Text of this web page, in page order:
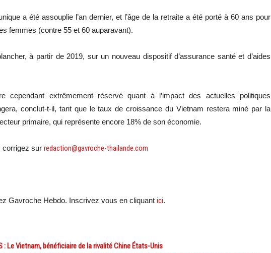
a été assouplie l’an dernier, et l’âge de la retraite a été porté à 60 ans pour
femmes (contre 55 et 60 auparavant).
à partir de 2019, sur un nouveau dispositif d’assurance santé et d’aides
cependant extrêmement réservé quant à l’impact des actuelles politiques
conclut-t-il, tant que le taux de croissance du Vietnam restera miné par la
primaire, qui représente encore 18% de son économie.
corrigez sur redaction@gavroche-thailande.com
Gavroche Hebdo. Inscrivez vous en cliquant ici.
: Le Vietnam, bénéficiaire de la rivalité Chine États-Unis